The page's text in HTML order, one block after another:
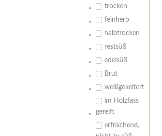
trocken
feinherb
halbtrocken
restsüß
edelsüß
Brut
weißgekeltert
im Holzfass
gereift
erfrischend,